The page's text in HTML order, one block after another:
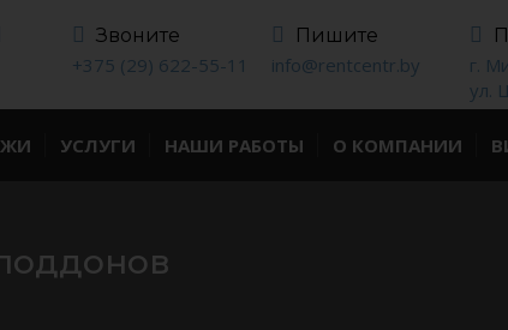
Звоните
+375 (29) 622-55-11
Пишите
info@rentcentr.by
г.
ул.
УСЛУГИ НАШИ РАБОТЫ О КОМПАНИИ